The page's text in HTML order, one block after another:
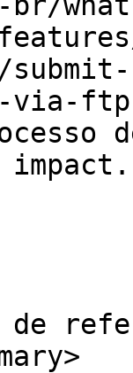
via-
de